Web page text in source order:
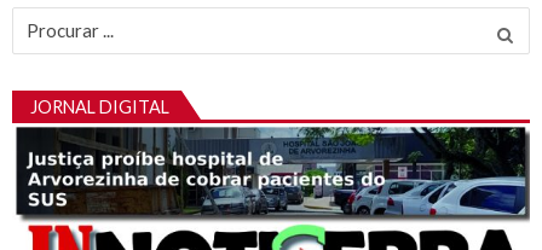
Procurar
JORNAL DIGITAL